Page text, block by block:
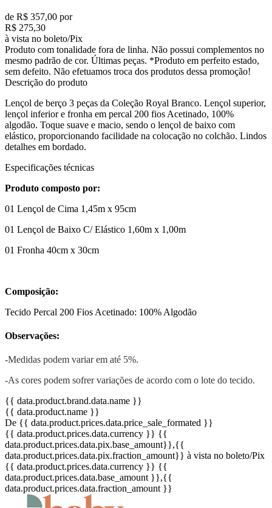
de R$ 357,00 por
R$ 275,30
à vista no boleto/Pix
Produto com tonalidade fora de linha. Não possui complementos no
mesmo padrão de cor. Últimas peças. *Produto em perfeito estado,
sem defeito. Não efetuamos troca dos produtos dessa promoção!
Descrição do produto
Lençol de berço 3 peças da Coleção Royal Branco. Lençol superior,
lençol inferior e fronha em percal 200 fios Acetinado, 100%
algodão. Toque suave e macio, sendo o lençol de baixo com
elástico, proporcionando facilidade na colocação no colchão. Lindos
detalhes em bordado.
Especificações técnicas
Produto composto por:
01 Lençol de Cima 1,45m x 95cm
01 Lençol de Baixo C/ Elástico 1,60m x 1,00m
01 Fronha 40cm x 30cm
Composição:
Tecido Percal 200 Fios Acetinado: 100% Algodão
Observações:
-Medidas podem variar em até 5%.
-As cores podem sofrer variações de acordo com o lote do tecido.
{{ data.product.brand.data.name }}
{{ data.product.name }}
De {{ data.product.prices.data.price_sale_formated }}
{{ data.product.prices.data.currency }} {{
data.product.prices.data.pix.base_amount}},{{
data.product.prices.data.pix.fraction_amount}} à vista no boleto/Pix
{{ data.product.prices.data.currency }} {{
data.product.prices.data.base_amount }},{{
data.product.prices.data.fraction_amount }}